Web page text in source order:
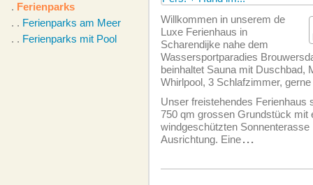
. Ferienparks
. . Ferienparks am Meer
. . Ferienparks mit Pool
Willkommen in unserem de
Luxe Ferienhaus in
Scharendijke nahe dem
Wassersportparadies
beinhaltet Sauna mit Duschbad,
Whirlpool, 3 Schlafzimmer,
Unser freistehendes Ferienhaus
750 qm grossen Grundstück mit
windgeschützten Sonnenterasse
Ausrichtung. Eine...